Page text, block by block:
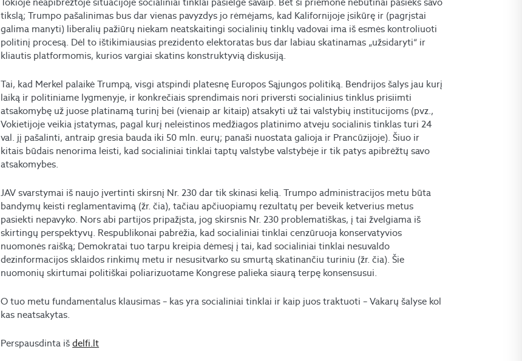
tikslą; Trumpo pašalinimas bus dar vienas pavyzdys jo rėmėjams, kad Kalifornijoje įsikūrę ir (pagrįstai
galima manyti) liberalių pažiūrų niekam neatskaitingi socialinių tinklų vadovai ima iš esmės kontroliuoti
politinį procesą. Dėl to ištikimiausias prezidento elektoratas bus dar labiau skatinamas „užsidaryti“ ir
kliautis platformomis, kurios vargiai skatins konstruktyvią diskusiją.
Tai, kad Merkel palaikė Trumpą, visgi atspindi platesnę Europos Sąjungos politiką. Bendrijos šalys jau kurį
laiką ir politiniame lygmenyje, ir konkrečiais sprendimais nori priversti socialinius tinklus prisiimti
atsakomybę už juose platinamą turinį bei (vienaip ar kitaip) atsakyti už tai valstybių institucijoms (pvz.,
Vokietijoje veikia įstatymas, pagal kurį neleistinos medžiagos platinimo atveju socialinis tinklas turi 24
val. jį pašalinti, antraip gresia bauda iki 50 mln. eurų; panaši nuostata galioja ir Prancūzijoje). Šiuo ir
kitais būdais nenorima leisti, kad socialiniai tinklai taptų valstybe valstybėje ir tik patys apibrėžtų savo
atsakomybes.
JAV svarstymai iš naujo įvertinti skirsnį Nr. 230 dar tik skinasi kelią. Trumpo administracijos metu būta
bandymų keisti reglamentavimą (žr. čia), tačiau apčiuopiamų rezultatų per beveik ketverius metus
pasiekti nepavyko. Nors abi partijos pripažįsta, jog skirsnis Nr. 230 problematiškas, į tai žvelgiama iš
skirtingų perspektyvų. Respublikonai pabrėžia, kad socialiniai tinklai cenzūruoja konservatyvios
nuomonės raišką; Demokratai tuo tarpu kreipia dėmesį į tai, kad socialiniai tinklai nesuvaldo
dezinformacijos sklaidos rinkimų metu ir nesusitvarko su smurtą skatinančiu turiniu (žr. čia). Šie
nuomonių skirtumai politiškai poliarizuotame Kongrese palieka siaurą terpę konsensusui.
O tuo metu fundamentalus klausimas – kas yra socialiniai tinklai ir kaip juos traktuoti – Vakarų šalyse kol
kas neatsakytas.
Perspausdinta išdelfi.lt